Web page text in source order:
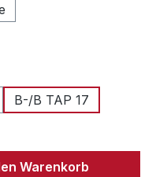
B-/B TAP 17
Warenkorb